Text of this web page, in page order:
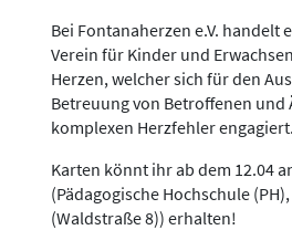
Bei Fontanaherzen e.V. handelt
Verein für Kinder und
Herzen, welcher sich für den
Betreuung von Betroffenen und
komplexen Herzfehler engagiert.
Karten könnt ihr ab dem 12.04
(Pädagogische Hochschule
(Waldstraße 8)) erhalten!